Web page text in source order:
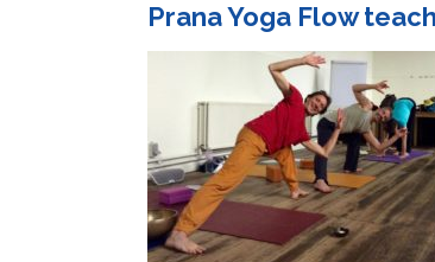
Prana Yoga Flow